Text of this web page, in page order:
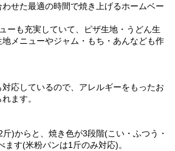
せた最適の時間で焼き上げるホームベー
ーも充実していて、ピザ生地・うどん生
メニューやジャム・もち・あんなども作
応しているので、アレルギーをもったお
ます。
)からと、焼き色が3段階(こい・ふつう・
ます(米粉パンは1斤のみ対応)。